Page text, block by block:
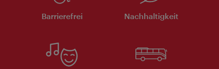
Barrierefrei Nachhaltigkeit